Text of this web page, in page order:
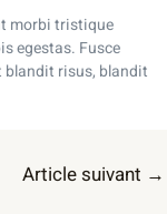
morbi tristique
egestas. Fusce
risus, blandit
Article suivant →